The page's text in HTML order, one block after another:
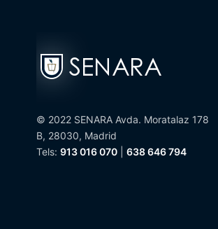
© 2022 SENARA Avda. Moratalaz 178
B, 28030, Madrid
Tels: 913 016 070 638 646 794